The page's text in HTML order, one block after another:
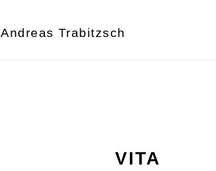
Andreas Trabitzsch
VITA